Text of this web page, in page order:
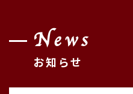
News
お知らせ